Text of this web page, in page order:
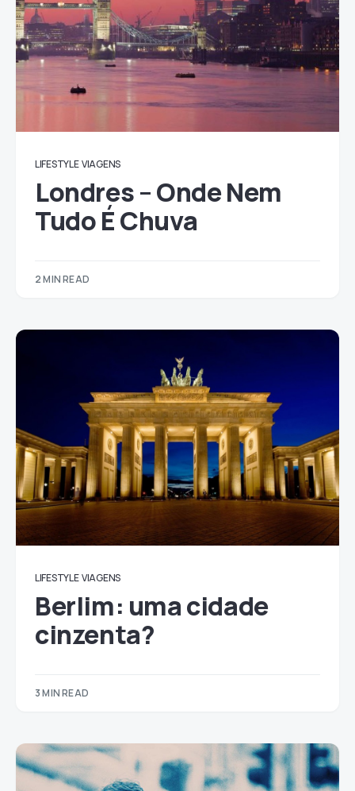
LIFESTYLE VIAGENS
Londres – Onde Nem
Tudo É Chuva
2 MIN READ
LIFESTYLE VIAGENS
Berlim: uma cidade
cinzenta?
3 MIN READ